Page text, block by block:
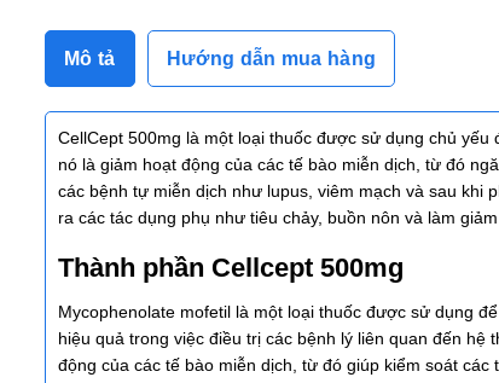
Mô tả Hướng dẫn mua hàng
CellCept 500mg là một loại thuốc được sử dụng chủ
nó là giảm hoạt động của các tế bào miễn dịch, từ đó
các bệnh tự miễn dịch như lupus, viêm mạch và sau khi
ra các tác dụng phụ như tiêu chảy, buồn nôn và làm
Thành phần Cellcept 500mg
Mycophenolate mofetil là một loại thuốc được sử dụng
hiệu quả trong việc điều trị các bệnh lý liên quan đến
động của các tế bào miễn dịch, từ đó giúp kiểm soát